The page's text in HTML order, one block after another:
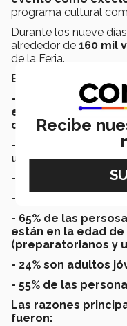
programa cultural
Durante los nueve
alrededor de 160 mil
de la Feria.
Estadísticas de la FIL:
- 51% de las
entre 1 a 3 libros,
de 7 libros.
- 69% de las
un de las últimas 5
- 89% a al menos
- 96% a al menos
- 65% de las
están en la edad de
(preparatorianos y
- 24% son adultos
- 55% de las
Las razones
fueron:
Recibe